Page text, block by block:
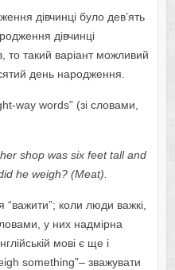
дівчинці було дев’ять
дівчинці
то такий варіант можливий
день народження.
wау wоrds” (зі словами,
еr shоp wаs six fееt tаllаnd
hе wеigh? (Mеаt).
коли люди важкі,
у них надмірна
мові є ще і
sоmеthing”– зважувати